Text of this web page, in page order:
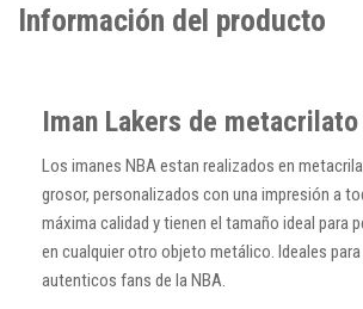
Información del producto
Iman Lakers de metacrilato
Los imanes NBA estan realizados en
grosor, personalizados con una impresión a
máxima calidad y tienen el tamaño ideal para
en cualquier otro objeto metálico. Ideales
autenticos fans de la NBA.